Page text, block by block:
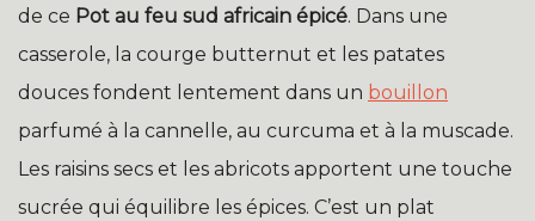
de ce Pot au feu sud africain épicé. Dans une
casserole, la courge butternut et les patates
douces fondent lentement dans un bouillon
parfumé à la cannelle, au curcuma et à la muscade.
Les raisins secs et les abricots apportent une touche
sucrée qui équilibre les épices. C’est un plat